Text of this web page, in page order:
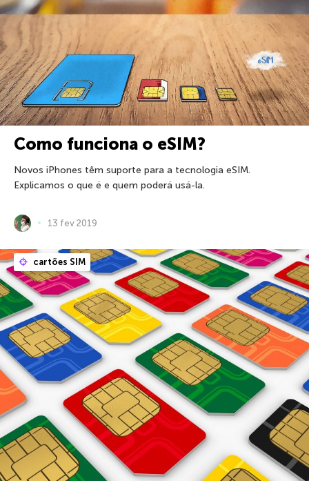
Como funciona o eSIM?
Novos iPhones têm suporte para a tecnologia eSIM.
Explicamos o que é e quem poderá usá-la.
13 fev 2019
cartões SIM